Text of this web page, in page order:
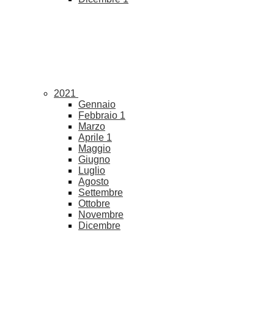
2021
Gennaio
Febbraio 1
Marzo
Aprile 1
Maggio
Giugno
Luglio
Agosto
Settembre
Ottobre
Novembre
Dicembre